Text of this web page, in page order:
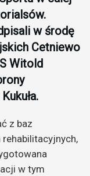
w środę
Cetniewo
Witold
z baz
w tym